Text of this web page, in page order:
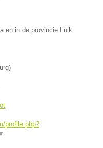
en in de provincie Luik.
)
profile.php?